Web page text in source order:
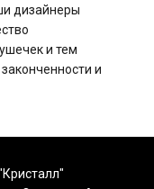
дизайнеры
и тем
и